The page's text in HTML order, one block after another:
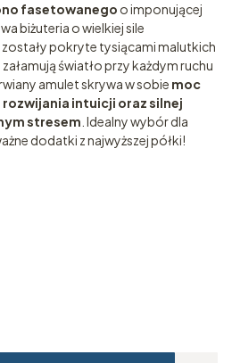
fasetowanego o imponującej
biżuteria o wielkiej sile
pokryte tysiącami malutkich
światło przy każdym ruchu
amulet skrywa w sobie moc
intuicji oraz silnej
stresem . Idealny wybór dla
dodatki z najwyższej półki!